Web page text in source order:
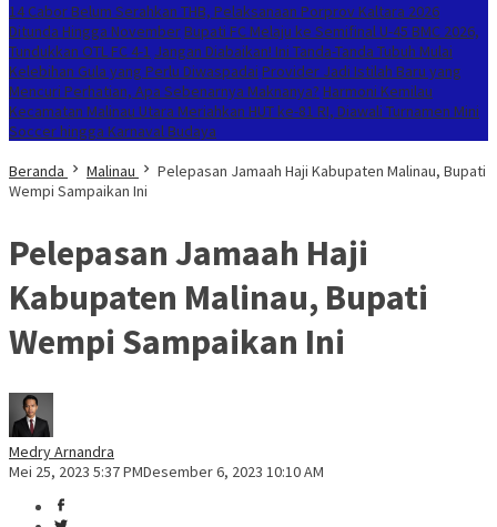
14 Cabor Belum Serahkan THB, Pelaksanaan Porprov Kaltara 2026
Ditunda Hingga NovemberBupati FC Melaju ke Semifinal U-45 BMC 2026,
Tundukkan OTL FC 4-1 Jangan Diabaikan! Ini Tanda-Tanda Tubuh Mulai
Kelebihan Gula yang Perlu Diwaspadai Provider Jadi Istilah Baru yang
Mencuri Perhatian, Apa Sebenarnya Maknanya? Harmoni Kemilau
Kecamatan Malinau Utara Meriahkan HUT ke-81 RI, Diawali Turnamen Mini
Soccer hingga Karnaval Budaya
Beranda
Malinau
Pelepasan Jamaah Haji Kabupaten Malinau, Bupati
Wempi Sampaikan Ini
Pelepasan Jamaah Haji
Kabupaten Malinau, Bupati
Wempi Sampaikan Ini
Medry Arnandra
Mei 25, 2023 5:37 PMDesember 6, 2023 10:10 AM